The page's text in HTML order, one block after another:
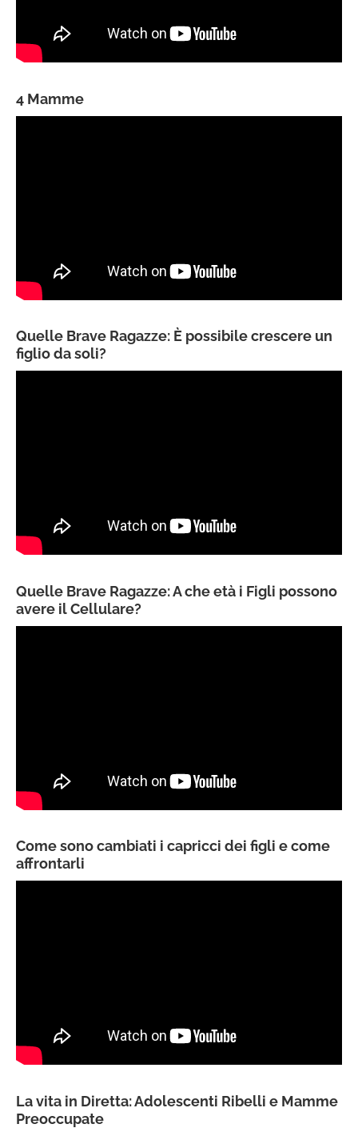
4 Mamme
Quelle Brave Ragazze: È possibile crescere un
figlio da soli?
Quelle Brave Ragazze: A che età i Figli possono
avere il Cellulare?
Come sono cambiati i capricci dei figli e come
affrontarli
La vita in Diretta: Adolescenti Ribelli e Mamme
Preoccupate